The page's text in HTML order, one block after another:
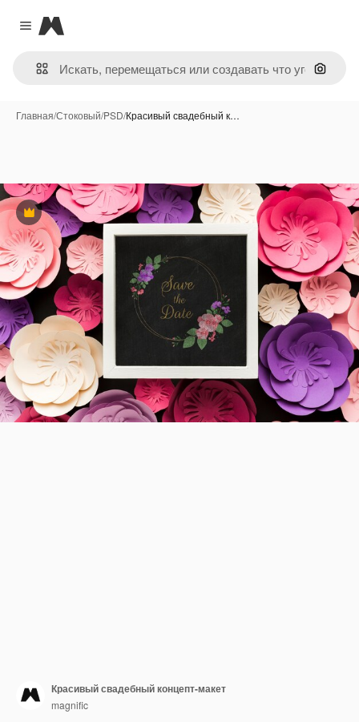
Close menu
Magnific
Поиск
Главная/Стоковый/PSD/Красивый свадебный к…
Премиум
Красивый свадебный концепт-макет
magnific